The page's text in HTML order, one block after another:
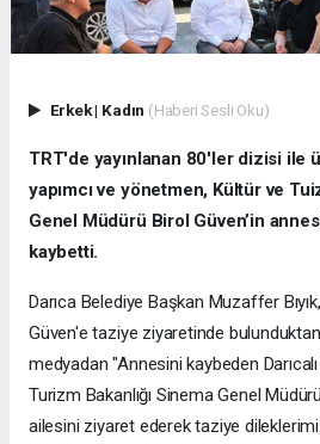
Erkek| Kadın (Haberi Sesli Oku)
TRT'de yayınlanan 80'ler dizisi ile
yapımcı ve yönetmen, Kültür ve
Genel Müdürü Birol Güven’in
kaybetti.
Darıca Belediye Başkan Muzaffer
Güven'e taziye ziyaretinde
medyadan "Annesini kaybeden
Turizm Bakanlığı Sinema Genel
ailesini ziyaret ederek taziye